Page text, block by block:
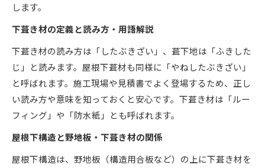
します。
下葺き材の定義と読み方・用語解説
下葺き材の読み方は「したぶきざい」、葺下地は「ふきした
じ」と読みます。屋根下葺材も同様に「やねしたぶきざい」
と呼ばれます。施工現場や見積書でよく登場するため、正し
い読み方や意味を知っておくと安心です。下葺き材は「ルー
フィング」や「防水紙」とも呼ばれます。
屋根下構造と野地板・下葺き材の関係
屋根下構造は、野地板（構造用合板など）の上に下葺き材を